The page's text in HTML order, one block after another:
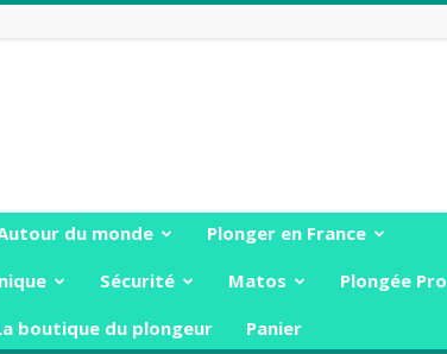
du monde
Plonger en France
Sécurité Matos
Plongée Pro
boutique du plongeur Panier